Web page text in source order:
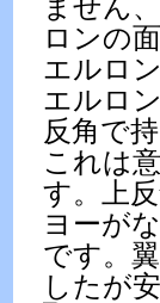
ません
ロンの
エルロ
エルロ
反角で
これは
す。上
ヨーが
です。
したが